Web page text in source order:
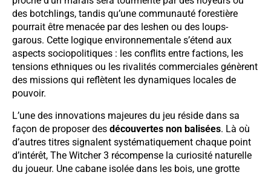
des botchlings, tandis qu’une communauté forestière
pourrait être menacée par des leshen ou des loups-
garous. Cette logique environnementale s’étend aux
aspects sociopolitiques : les conflits entre factions, les
tensions ethniques ou les rivalités commerciales génèrent
des missions qui reflètent les dynamiques locales de
pouvoir.
L’une des innovations majeures du jeu réside dans sa
façon de proposer des découvertes non balisées. Là où
d’autres titres signalent systématiquement chaque point
d’intérêt, The Witcher 3 récompense la curiosité naturelle
du joueur. Une cabane isolée dans les bois, une grotte